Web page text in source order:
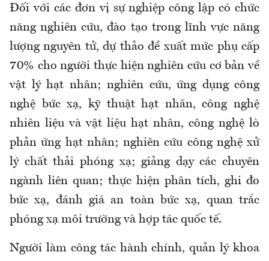
Đối với các đơn vị sự nghiệp công lập có chức
năng nghiên cứu, đào tạo trong lĩnh vực năng
lượng nguyên tử, dự thảo đề xuất mức phụ cấp
70% cho người thực hiện nghiên cứu cơ bản về
vật lý hạt nhân; nghiên cứu, ứng dụng công
nghệ bức xạ, kỹ thuật hạt nhân, công nghệ
nhiên liệu và vật liệu hạt nhân, công nghệ lò
phản ứng hạt nhân; nghiên cứu công nghệ xử
lý chất thải phóng xạ; giảng dạy các chuyên
ngành liên quan; thực hiện phân tích, ghi đo
bức xạ, đánh giá an toàn bức xạ, quan trắc
phóng xạ môi trường và hợp tác quốc tế.
Người làm công tác hành chính, quản lý khoa